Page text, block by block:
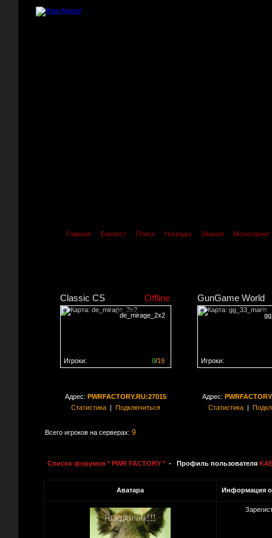
Главная Банлист Поиск Награды Звания Мониторинг
Classic CS Offline
de_mirage_2x2
0/19
Игроки:
GunGame World
Игроки:
Адрес: PWRFACTORY.RU:27015
Статистика| Подключиться
Адрес:
Статистика|
Всего игроков на серверах: 9
Список форумов * PWR FACTORY * - Профиль пользователя
Аватара Информация о